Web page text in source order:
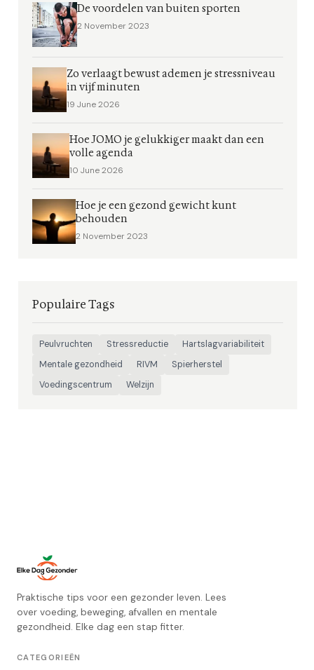
De voordelen van buiten sporten
2 November 2023
Zo verlaagt bewust ademen je stressniveau
in vijf minuten
19 June 2026
Hoe JOMO je gelukkiger maakt dan een
volle agenda
10 June 2026
Hoe je een gezond gewicht kunt
behouden
2 November 2023
Populaire Tags
Peulvruchten Stressreductie
Hartslagvariabiliteit
Mentale gezondheid
RIVM
Spierherstel
Voedingscentrum
Welzijn
Praktische tips voor een gezonder leven. Lees
over voeding, beweging, afvallen en mentale
gezondheid. Elke dag een stap fitter.
CATEGORIEËN